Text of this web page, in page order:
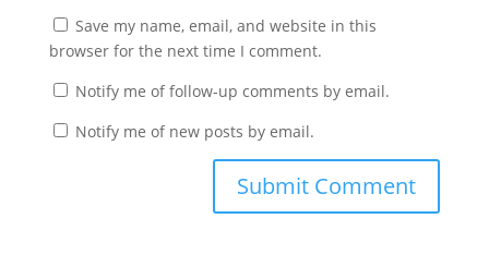
Save my name, email, and website in this
browser for the next time I comment.
Notify me of follow-up comments by email.
Notify me of new posts by email.